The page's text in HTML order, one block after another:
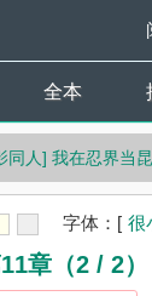
全本
同人] 我在忍界当
字体： [ 很
章（2 / 2）